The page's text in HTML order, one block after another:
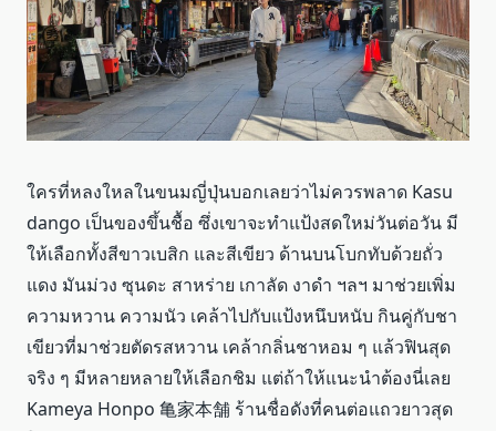
ใครที่หลงใหลในขนมญี่ปุ่นบอกเลยว่าไม่ควรพลาด Kasu
dango เป็นของขึ้นชื้อ ซึ่งเขาจะทำแป้งสดใหม่วันต่อวัน มี
ให้เลือกทั้งสีขาวเบสิก และสีเขียว ด้านบนโบกทับด้วยถั่ว
แดง มันม่วง ซุนดะ สาหร่าย เกาลัด งาดำ ฯลฯ มาช่วยเพิ่ม
ความหวาน ความนัว เคล้าไปกับแป้งหนึบหนับ กินคู่กับชา
เขียวที่มาช่วยตัดรสหวาน เคล้ากลิ่นชาหอม ๆ แล้วฟินสุด
จริง ๆ มีหลายหลายให้เลือกชิม แต่ถ้าให้แนะนำต้องนี่เลย
Kameya Honpo 亀家本舗 ร้านชื่อดังที่คนต่อแถวยาวสุด